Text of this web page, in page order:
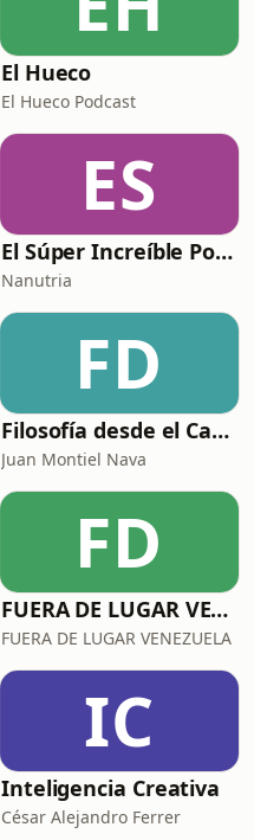
El Hueco
El Hueco Podcast
ES
El Súper Increíble Podcast de Nanutria
Nanutria
FD
Filosofía desde el Caribe
Juan Montiel Nava
FD
FUERA DE LUGAR VENEZUELA
FUERA DE LUGAR VENEZUELA
IC
Inteligencia Creativa
César Alejandro Ferrer